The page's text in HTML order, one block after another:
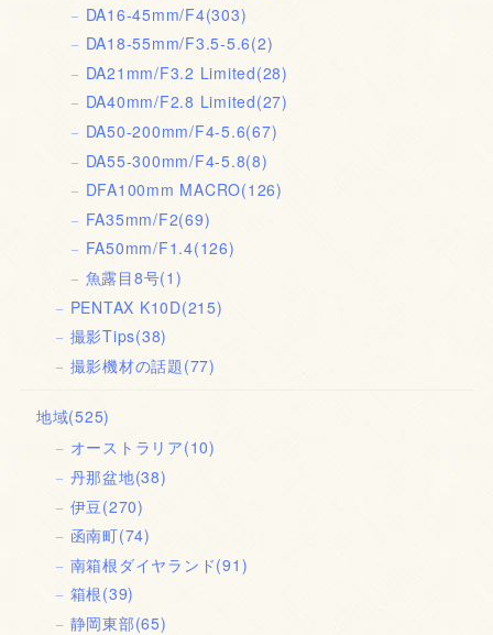
DA16-45mm/F4(303)
DA18-55mm/F3.5-5.6(2)
DA21mm/F3.2 Limited(28)
DA40mm/F2.8 Limited(27)
DA50-200mm/F4-5.6(67)
DA55-300mm/F4-5.8(8)
DFA100mm MACRO(126)
FA35mm/F2(69)
FA50mm/F1.4(126)
魚露目8号(1)
PENTAX K10D(215)
撮影Tips(38)
撮影機材の話題 (77)
地域(525)
オーストラリア(10)
丹那盆地(38)
伊豆(270)
函南町(74)
南箱根ダイヤランド(91)
箱根(39)
静岡東部(65)